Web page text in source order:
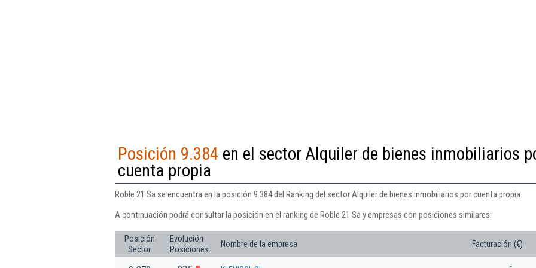
Posición 9.384 en el sector Alquiler de bienes inmobiliarios
cuenta propia
Roble 21 Sa se encuentra en la posición 9.384 del Ranking del sector Alquiler de bienes inmobiliarios por cuenta propia.
A continuación podrá consultar la posición en el ranking de Roble 21 Sa y empresas con posiciones similares:
Posición
Sector
Evolución
Posiciones
Nombre de la empresa Facturación (€)